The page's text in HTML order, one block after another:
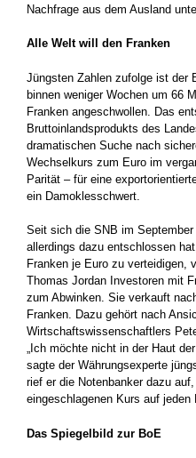
Nachfrage aus dem Ausland
Alle Welt will den Franken
Jüngsten Zahlen zufolge ist der
binnen weniger Wochen um 66
Franken angeschwollen. Das
Bruttoinlandsprodukts des
dramatischen Suche nach
Wechselkurs zum Euro im
Parität – für eine
ein Damoklesschwert.
Seit sich die SNB im September
allerdings dazu entschlossen
Franken je Euro zu verteidigen,
Thomas Jordan Investoren mit
zum Abwinken. Sie verkauft
Franken. Dazu gehört nach
Wirtschaftswissenschaftlers
„Ich möchte nicht in der Haut
sagte der Währungsexperte
rief er die Notenbanker dazu
eingeschlagenen Kurs auf jeden
Das Spiegelbild zur BoE